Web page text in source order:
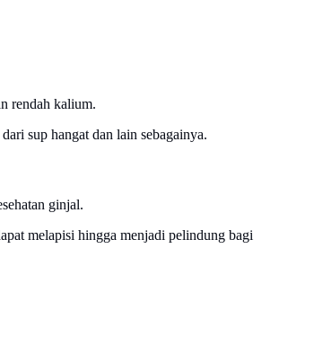
rendah kalium.
sup hangat dan lain sebagainya.
ginjal.
melapisi hingga menjadi pelindung bagi